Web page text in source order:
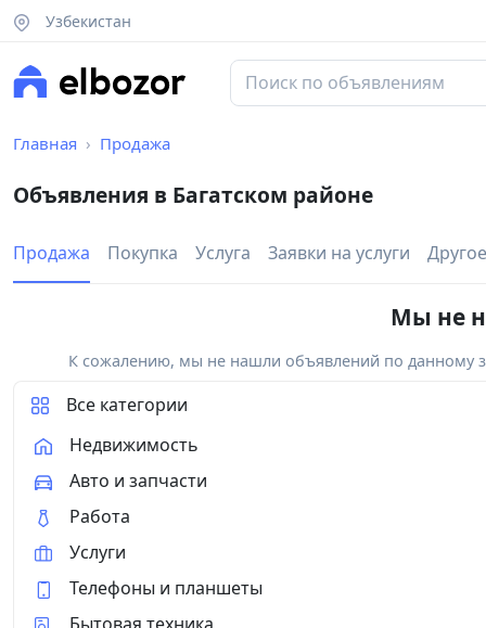
Узбекистан
Главная Продажа
Объявления в Багатском районе
Продажа Покупка Услуга Заявки на услуги Другое
Мы не
К сожалению, мы не нашли объявлений по данному
Все категории
Недвижимость
Авто и запчасти
Работа
Услуги
Телефоны и планшеты